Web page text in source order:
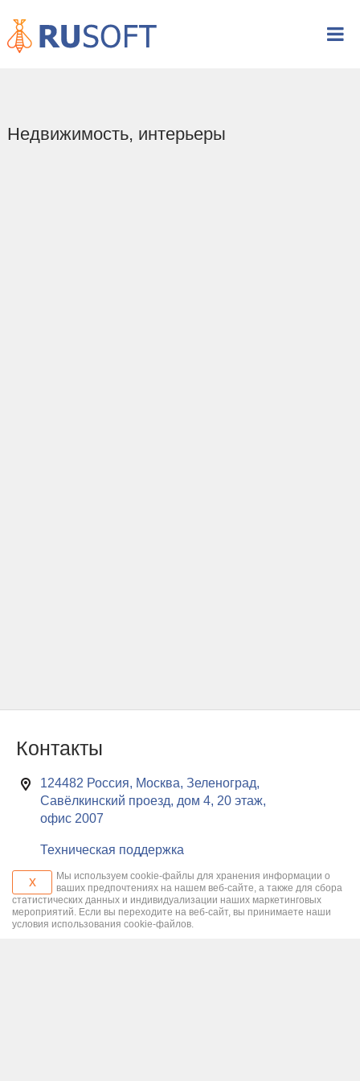
x
Мы используем cookie-файлы для хранения информации о
ваших предпочтениях на нашем веб-сайте, а также для сбора
статистических данных и индивидуализации наших маркетинговых
мероприятий. Если вы переходите на веб-сайт, вы принимаете наши
условия использования cookie-файлов.
Недвижимость, интерьеры
Контакты
124482 Россия, Москва, Зеленоград,
Савёлкинский проезд, дом 4, 20 этаж,
офис 2007
Техническая поддержка